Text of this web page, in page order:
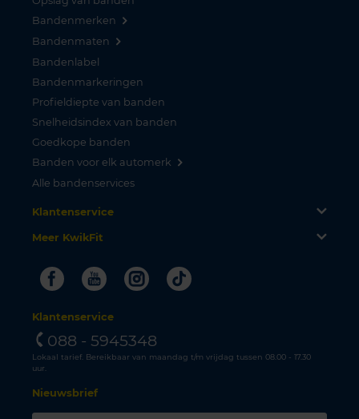
Bandenmerken
Bandenmaten
Bandenlabel
Bandenmarkeringen
Profieldiepte van banden
Snelheidsindex van banden
Goedkope banden
Banden voor elk automerk
Alle bandenservices
Klantenservice
Meer KwikFit
FacebookYoutubeInstagram
Tiktok
Klantenservice
088 - 5945348
Lokaal tarief. Bereikbaar van maandag t/m vrijdag tussen 08.00 - 17.30
uur.
Nieuwsbrief